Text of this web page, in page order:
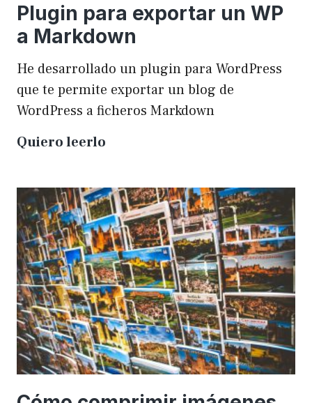
Plugin para exportar un WP
a Markdown
He desarrollado un plugin para WordPress
que te permite exportar un blog de
WordPress a ficheros Markdown
Quiero leerlo
exportar
un
WP
a
Markdown